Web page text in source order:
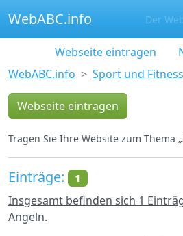
WebABC.info Der
Webseite eintragen
WebABC.info
Sport und Fitness
Webseite eintragen
Tragen Sie Ihre Website zum Thema
Einträge: 1
Insgesamt befinden sich 1
Angeln.